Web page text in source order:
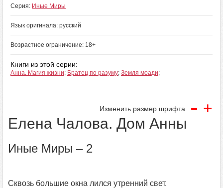
Серия: Иные Миры
Язык оригинала: русский
Возрастное ограничение: 18+
Книги из этой серии:
Анна. Магия жизни; Братец по разуму; Земля моади;
Изменить размер шрифта - +
Елена Чалова. Дом Анны
Иные Миры – 2
Сквозь большие окна лился утренний свет.